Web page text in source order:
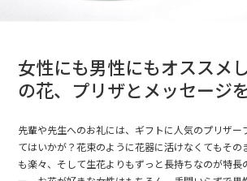
女性にも男性にもオススメ
の花、プリザとメッセージ
先輩や先生へのお礼には、ギフトに人気のプリザー
てはいかが？花束のように花器に活けなくてもその
も楽々、そして生花よりもずっと長持ちなのが特長